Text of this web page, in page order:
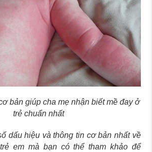
bản giúp cha mẹ nhận biết mề đay ở
trẻ chuẩn nhất
dấu hiệu và thông tin cơ bản nhất về
em mà bạn có thể tham khảo để